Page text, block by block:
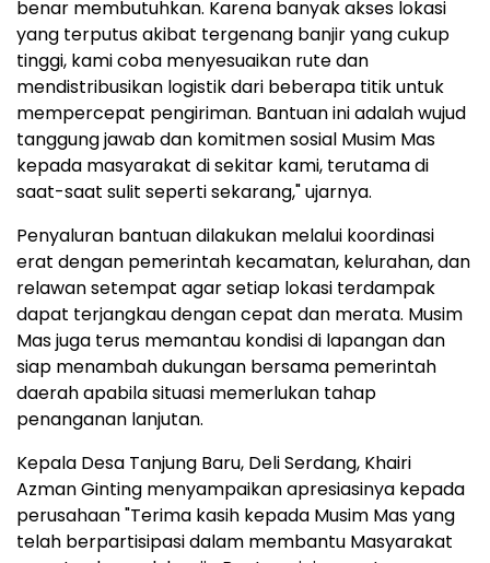
benar membutuhkan. Karena banyak akses lokasi
yang terputus akibat tergenang banjir yang cukup
tinggi, kami coba menyesuaikan rute dan
mendistribusikan logistik dari beberapa titik untuk
mempercepat pengiriman. Bantuan ini adalah wujud
tanggung jawab dan komitmen sosial Musim Mas
kepada masyarakat di sekitar kami, terutama di
saat-saat sulit seperti sekarang," ujarnya.
Penyaluran bantuan dilakukan melalui koordinasi
erat dengan pemerintah kecamatan, kelurahan, dan
relawan setempat agar setiap lokasi terdampak
dapat terjangkau dengan cepat dan merata. Musim
Mas juga terus memantau kondisi di lapangan dan
siap menambah dukungan bersama pemerintah
daerah apabila situasi memerlukan tahap
penanganan lanjutan.
Kepala Desa Tanjung Baru, Deli Serdang, Khairi
Azman Ginting menyampaikan apresiasinya kepada
perusahaan "Terima kasih kepada Musim Mas yang
telah berpartisipasi dalam membantu Masyarakat